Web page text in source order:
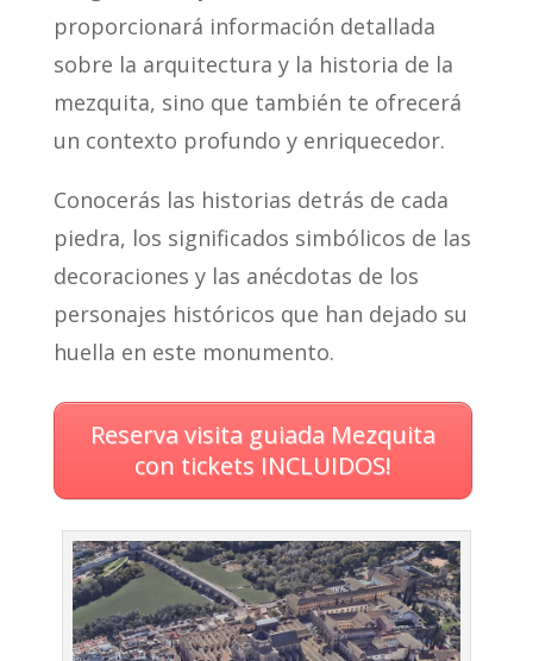
proporcionará información detallada
sobre la arquitectura y la historia de la
mezquita, sino que también te ofrecerá
un contexto profundo y enriquecedor.
Conocerás las historias detrás de cada
piedra, los significados simbólicos de las
decoraciones y las anécdotas de los
personajes históricos que han dejado su
huella en este monumento.
Reserva visita guiada Mezquita
con tickets INCLUIDOS!